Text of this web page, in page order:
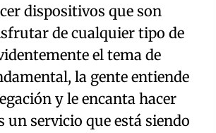
dispositivos que son
de cualquier tipo de
el tema de
la gente entiende
y le encanta hacer
un servicio que está siendo